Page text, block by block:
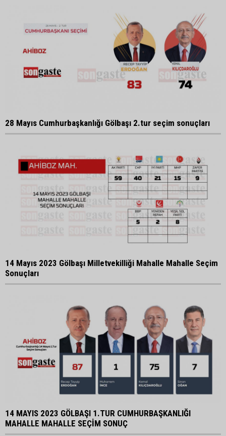
28 Mayıs Cumhurbaşkanlığı Gölbaşı 2.tur seçim sonuçları
14 Mayıs 2023 Gölbaşı Milletvekilliği Mahalle Mahalle Seçim
Sonuçları
14 MAYIS 2023 GÖLBAŞI 1.TUR CUMHURBAŞKANLIĞI
MAHALLE MAHALLE SEÇİM SONUÇ